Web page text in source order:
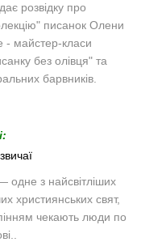
розвідку про
писанок Олени
- майстер-класи
без олівця" та
барвників.
одне з найсвітліших
християнських свят,
чекають люди по